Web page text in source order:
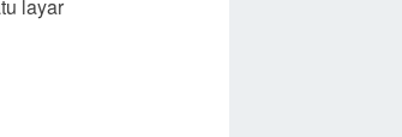
layar